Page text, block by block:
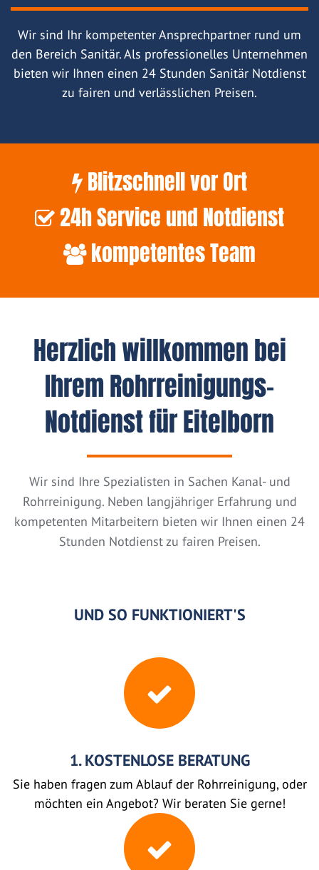
Wir sind Ihr kompetenter Ansprechpartner rund um
den Bereich Sanitär. Als professionelles Unternehmen
bieten wir Ihnen einen 24 Stunden Sanitär Notdienst
zu fairen und verlässlichen Preisen.
Blitzschnell vor Ort
24h Service und Notdienst
kompetentes Team
Herzlich willkommen bei
Ihrem Rohrreinigungs-
Notdienst für Eitelborn
Wir sind Ihre Spezialisten in Sachen Kanal- und
Rohrreinigung. Neben langjähriger Erfahrung und
kompetenten Mitarbeitern bieten wir Ihnen einen 24
Stunden Notdienst zu fairen Preisen.
UND SO FUNKTIONIERT'S
1. KOSTENLOSE BERATUNG
Sie haben fragen zum Ablauf der Rohrreinigung, oder
möchten ein Angebot? Wir beraten Sie gerne!